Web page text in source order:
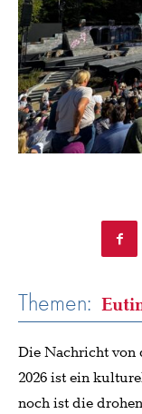
Themen:
Die Nachricht von
2026 ist ein
noch ist die